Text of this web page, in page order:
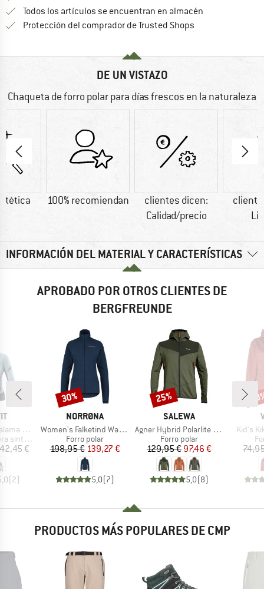
Todos los artículos se encuentran en almacén
Protección del comprador de Trusted Shops
DE UN VISTAZO
Chaqueta de forro polar para días frescos en la naturaleza
100% recomiendan
clientes dicen:
Calidad/precio
INFORMACIÓN DEL MATERIAL Y CARACTERÍSTICAS
APROBADO POR OTROS CLIENTES DE
BERGFREUNDE
Jacket
€
(2)
MARCA
NORRØNA
Artículo
Women's Falketind Warm1 Jacket
Product group
Forro polar
Precio
198,95 €Precio reducido
139,27 €
5,0(7)
Descuento
30%
MARCA
SALEWA
Artículo
Agner Hybrid Polarlite Durastretch Fullzip Hoody
Product group
Forro polar
Precio
129,95 €Precio reducido
97,46 €
5,0(8)
Descuento
25%
Artículo
Kid's
PRODUCTOS MÁS POPULARES DE CMP